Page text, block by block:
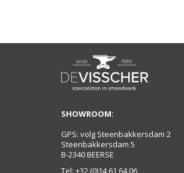
SHOWROOM:
GPS: volg Steenbakkersdam 2
Steenbakkersdam 5
B-2340 BEERSE
Tel: +32 (0)14 61 64 06